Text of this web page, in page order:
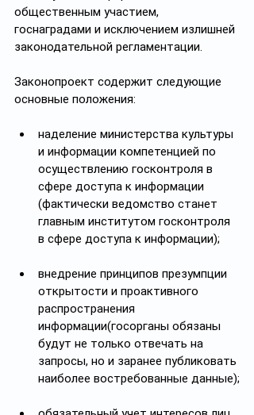
общественным участием,
госнаградами и исключением излишней
законодательной регламентации.
Законопроект содержит следующие
основные положения:
наделение министерства культуры
и информации компетенцией по
осуществлению госконтроля в
сфере доступа к информации
(фактически ведомство станет
главным институтом госконтроля
в сфере доступа к информации);
внедрение принципов презумпции
открытости и проактивного
распространения
информации(госорганы обязаны
будут не только отвечать на
запросы, но и заранее публиковать
наиболее востребованные данные);